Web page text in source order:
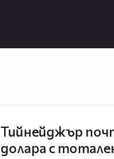
Тийнейджър
долара с